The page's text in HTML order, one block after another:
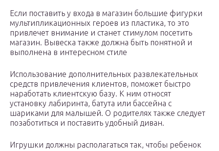
Если поставить у входа в магазин большие фигурки
мультипликационных героев из пластика, то это
привлечет внимание и станет стимулом посетить
магазин. Вывеска также должна быть понятной и
выполнена в интересном стиле
Использование дополнительных развлекательных
средств привлечения клиентов, поможет быстро
наработать клиентскую базу. К ним относят
установку лабиринта, батута или бассейна с
шариками для малышей. О родителях также следует
позаботиться и поставить удобный диван.
Игрушки должны располагаться так, чтобы ребенок